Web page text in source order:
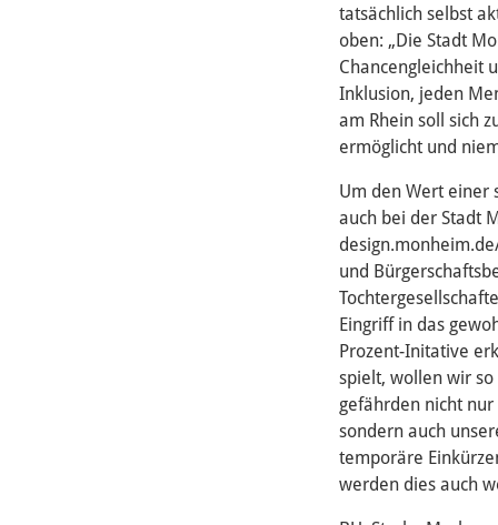
tatsächlich selbst
oben: „Die Stadt
Chancengleichheit
Inklusion, jeden
am Rhein soll sich
ermöglicht und
Um den Wert einer
auch bei der Stadt
und
Eingriff in das
Prozent-Initative
spielt, wollen wir so
gefährden nicht
sondern auch
temporäre
werden dies auch